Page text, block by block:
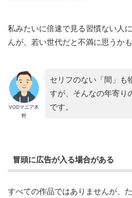
私みたいに倍速で見る習慣ない人
んが、若い世代だと不満に思うか
VODマニア木
野
セリフのない「間」も
すが、そんなの年寄り
です。
冒頭に広告が入る場合がある
すべての作品ではありませんが、